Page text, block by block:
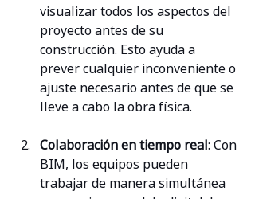
visualizar todos los aspectos del
proyecto antes de su
construcción. Esto ayuda a
prever cualquier inconveniente o
ajuste necesario antes de que se
lleve a cabo la obra física.
Colaboración en tiempo real: Con
BIM, los equipos pueden
trabajar de manera simultánea